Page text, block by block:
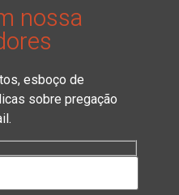
nossa
esboço de
sobre pregação